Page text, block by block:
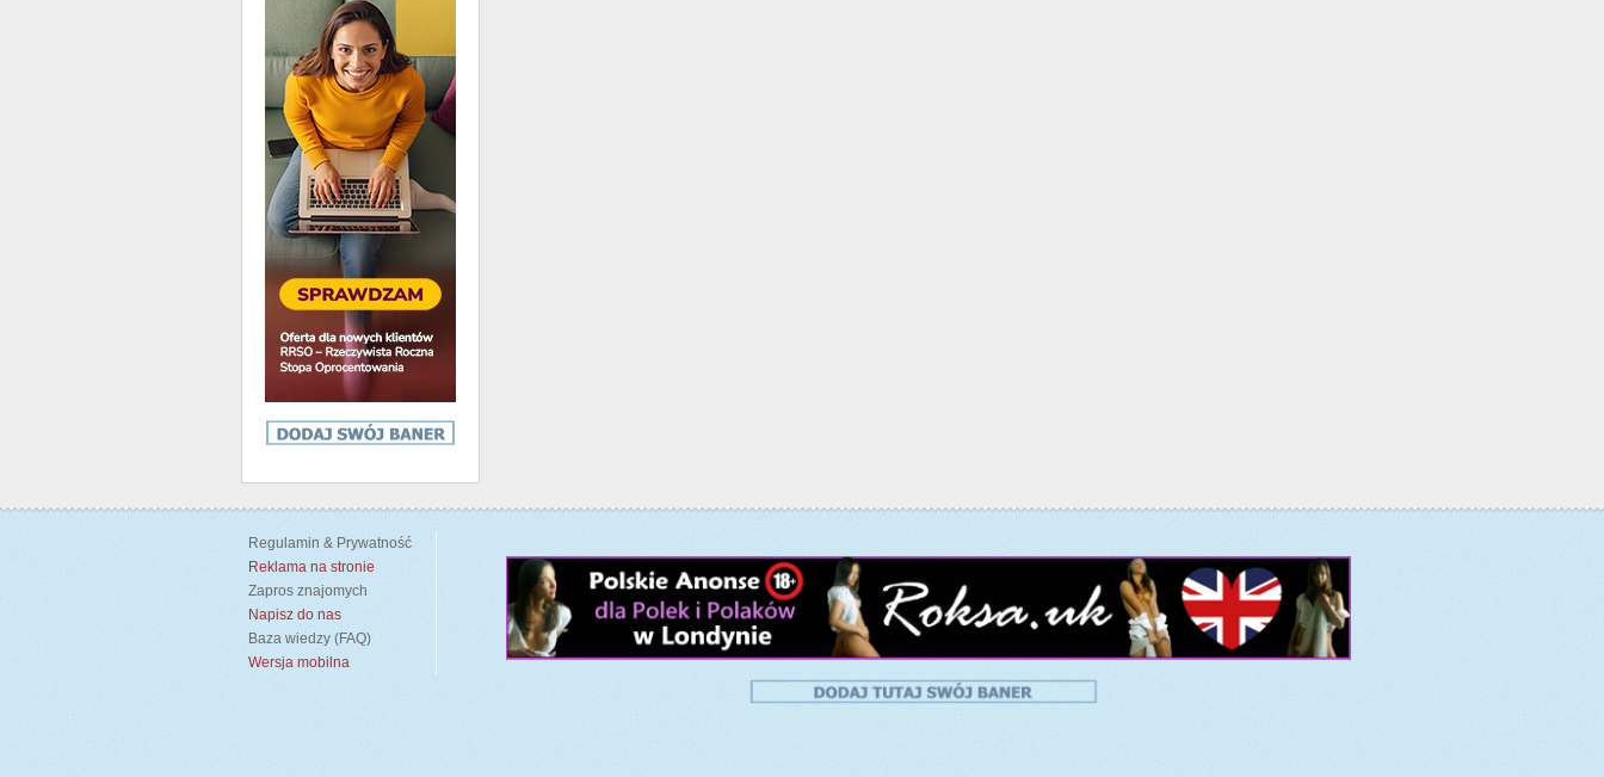
Regulamin & Prywatność
Reklama na stronie
Zapros znajomych
Napisz do nas
Baza wiedzy (FAQ)
Wersja mobilna